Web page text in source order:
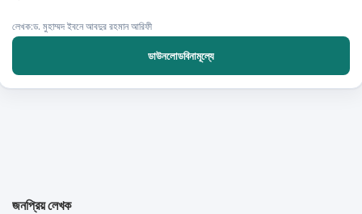
লেখক:ড. মুহাম্মদ ইবনে আবদুর রহমান আরিফী
ডাউনলোডবিনামূল্যে
জনপ্রিয় লেখক